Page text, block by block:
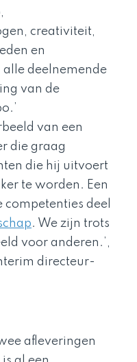
creativiteit,
en
deelnemende
van de
van een
die graag
die hij uitvoert
te worden. Een
deel
. We zijn trots
voor anderen.’,
directeur-
afleveringen